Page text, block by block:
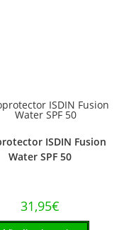
ISDIN Fusion
Water SPF 50
31,95€